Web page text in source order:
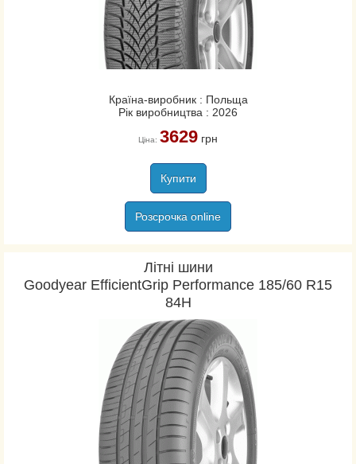
Країна-виробник : Польща
Рік виробництва : 2026
Ціна: 3629грн
Купити
Розсрочка online
Літні шини
Goodyear EfficientGrip Performance 185/60 R15
84H